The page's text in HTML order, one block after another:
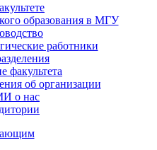
образования в МГУ
работники
факультета
об организации
о нас